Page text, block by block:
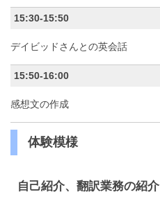
15:30-15:50
デイビッドさんとの英会話
15:50-16:00
感想文の作成
体験模様
自己紹介、翻訳業務の紹介